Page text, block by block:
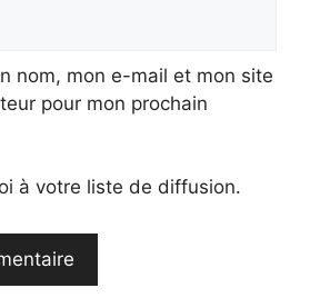
nom, mon e-mail et mon site
pour mon prochain
à votre liste de diffusion.